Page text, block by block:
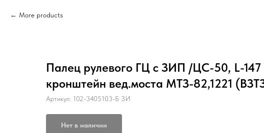
More products
Палец рулевого ГЦ с ЗИП /ЦС-50, L-
кронштейн вед.моста МТЗ-82,1221
Артикул: 102-3405103-Б ЗИ
Нет в наличии